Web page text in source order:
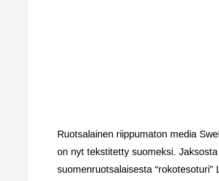
Ruotsalainen riippumaton media
on nyt tekstitetty suomeksi.
suomenruotsalaisesta